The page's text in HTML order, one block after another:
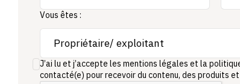
Vous êtes :
J’ai lu et j’accepte les mentions légales et la
contacté(e) pour recevoir du contenu, des produits